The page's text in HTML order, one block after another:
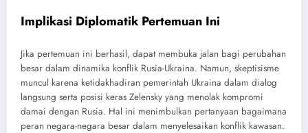
Implikasi Diplomatik Pertemuan Ini
Jika pertemuan ini berhasil, dapat membuka jalan bagi perubahan
besar dalam dinamika konflik Rusia-Ukraina. Namun, skeptisisme
muncul karena ketidakhadiran pemerintah Ukraina dalam dialog
langsung serta posisi keras Zelensky yang menolak kompromi
damai dengan Rusia. Hal ini menimbulkan pertanyaan bagaimana
peran negara-negara besar dalam menyelesaikan konflik kawasan.